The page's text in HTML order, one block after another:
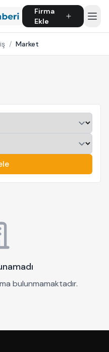
Firma
Ekle
/ Market
bulunmamaktadır.